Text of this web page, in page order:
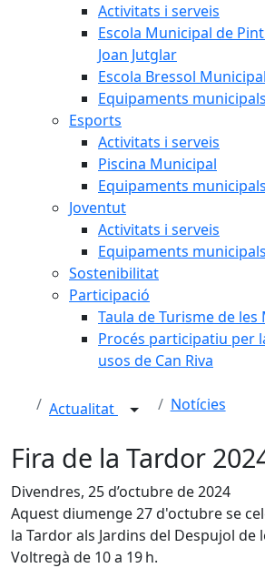
Activitats i serveis
Escola Municipal de
Joan Jutglar
Escola Bressol
Equipaments municipals
Esports
Activitats i serveis
Piscina Municipal
Equipaments municipals
Joventut
Activitats i serveis
Equipaments municipals
Sostenibilitat
Participació
Taula de Turisme de
Procés participatiu per
usos de Can Riva
Actualitat Notícies
Fira de la Tardor
Divendres, 25 d’octubre de 2024
Aquest diumenge 27 d'octubre se
la Tardor als Jardins del Despujol de
Voltregà de 10 a 19 h.